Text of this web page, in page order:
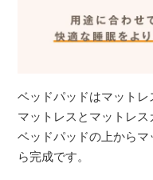
ベッドパッドはマットレ
マットレスとマットレス
ベッドパッドの上から
ら完成です。